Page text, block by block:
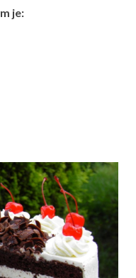
je: